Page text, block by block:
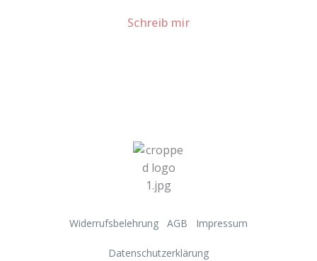
Schreib mir
Widerrufsbelehrung AGB Impressum
Datenschutzerklärung